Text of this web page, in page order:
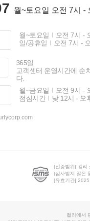
월~토요일 오전 7시 -
월~토요일
오전 7시 -
일/공휴일
오전 7시 -
365일
고객센터 운영시간에 순
다.
월~금요일
오전 9시 -
점심시간
낮 12시 - 오
[인증범위] 컬리
(심사받지 않은
[유효기간]
컬리에서